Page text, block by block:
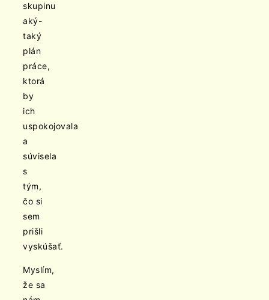
skupinu
aký-
taký
plán
práce,
ktorá
by
ich
uspokojovala
a
súvisela
s
tým,
čo si
sem
prišli
vyskúšať.
Myslím,
že sa